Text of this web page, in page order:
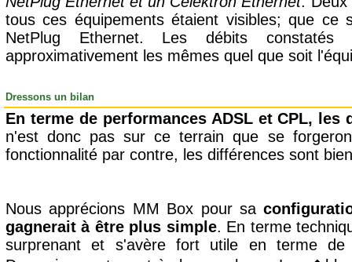
tous ces équipements étaient visibles; que ce
NetPlug Ethernet. Les débits
approximativement les mêmes quel que soit
Dressons un bilan
En terme de performances ADSL et CPL, les
n'est donc pas sur ce terrain que se
fonctionnalité par contre, les différences sont
Nous apprécions MM Box pour sa
gagnerait à être plus simple. En terme
surprenant et s'avère fort utile en terme